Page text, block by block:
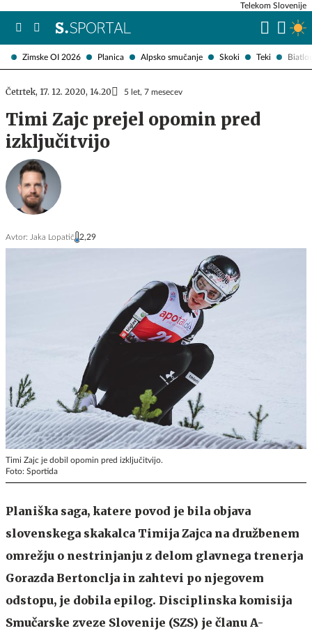
Zimske OI 2026 Planica Alpsko smučanje Skoki Teki
Telekom Slovenije
Četrtek, 17. 12. 2020, 14.20 5 let, 7 mesecev
Timi Zajc prejel opomin pred
izključitvijo
Avtor: Jaka Lopatič 2,29
Timi Zajc je dobil opomin pred izključitvijo.
Foto: Sportida
Planiška saga, katere povod je bila objava
slovenskega skakalca Timija Zajca na družbenem
omrežju o nestrinjanju z delom glavnega trenerja
Gorazda Bertonclja in zahtevi po njegovem
odstopu, je dobila epilog. Disciplinska komisija
Smučarske zveze Slovenije (SZS) je članu A-